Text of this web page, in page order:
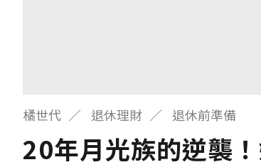
橘世代 退休理財 退休前準備
20年月光族的逆襲